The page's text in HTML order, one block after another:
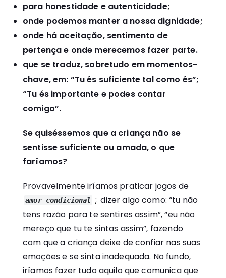
para honestidade e autenticidade;
onde podemos manter a nossa dignidade;
onde há aceitação, sentimento de
pertença e onde merecemos fazer parte.
que se traduz, sobretudo em momentos-
chave, em: “Tu és suficiente tal como és”;
“Tu és importante e podes contar
comigo”.
Se quiséssemos que a criança não se
sentisse suficiente ou amada, o que
faríamos?
Provavelmente iríamos praticar jogos de
amor condicional ; dizer algo como: “tu não
tens razão para te sentires assim”, “eu não
mereço que tu te sintas assim”, fazendo
com que a criança deixe de confiar nas suas
emoções e se sinta inadequada. No fundo,
iríamos fazer tudo aquilo que comunica que